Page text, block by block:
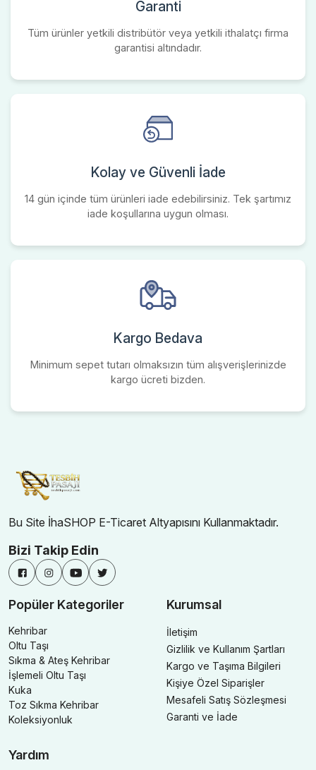
Garanti
Tüm ürünler yetkili distribütör veya yetkili ithalatçı firma
garantisi altındadır.
Kolay ve Güvenli İade
14 gün içinde tüm ürünleri iade edebilirsiniz. Tek şartımız
iade koşullarına uygun olması.
Kargo Bedava
Minimum sepet tutarı olmaksızın tüm alışverişlerinizde
kargo ücreti bizden.
Bu Site İhaSHOP E-Ticaret Altyapısını Kullanmaktadır.
Bizi Takip Edin
Popüler Kategoriler
Kehribar
Oltu Taşı
Sıkma & Ateş Kehribar
İşlemeli Oltu Taşı
Kuka
Toz Sıkma Kehribar
Koleksiyonluk
Kurumsal
İletişim
Gizlilik ve Kullanım Şartları
Kargo ve Taşıma Bilgileri
Kişiye Özel Siparişler
Mesafeli Satış Sözleşmesi
Garanti ve İade
Yardım